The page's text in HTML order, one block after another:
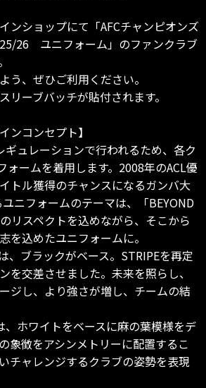
ンショップにて「AFCチャンピオンズ
26 ユニフォーム」のファンクラブ
う、ぜひご利用ください。
ーブバッチが貼付されます。
ンコンセプト】
ュレーションで行われるため、各ク
ォームを着用します。2008年のACL優
トル獲得のチャンスになるガンバ大
ニフォームのテーマは、「BEYOND
リスペクトを込めながら、そこから
を込めたユニフォームに。
、ブラックがベース。STRIPEを再定
を交差させました。未来を照らし、
ジし、より強さが増し、チームの結
、ホワイトをベースに麻の葉模様をデ
象徴をアシンメトリーに配置するこ
チャレンジするクラブの姿勢を表現